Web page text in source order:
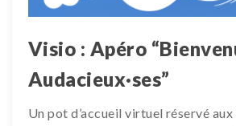
Visio : Apéro
Audacieux·ses”
Un pot d’accueil virtuel réservé aux